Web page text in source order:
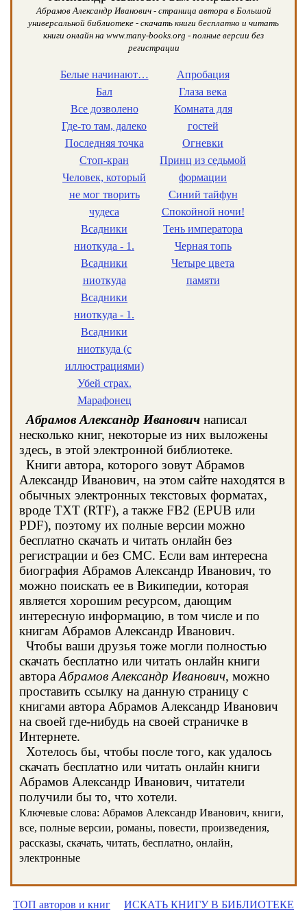
Абрамов Александр Иванович - страница автора в Большой
универсальной библиотеке - скачать книги бесплатно и читать
книги онлайн на www.many-books.org - полные версии без
регистрации
Белые начинают…
Бал
Все дозволено
Где-то там, далеко
Последняя точка
Стоп-кран
Человек, который
не мог творить
чудеса
Всадники
ниоткуда - 1.
Всадники
ниоткуда
Всадники
ниоткуда - 1.
Всадники
ниоткуда (с
иллюстрациями)
Убей страх.
Марафонец
Апробация
Глаза века
Комната для
гостей
Огневки
Принц из седьмой
формации
Синий тайфун
Спокойной ночи!
Тень императора
Черная топь
Четыре цвета
памяти
Абрамов Александр Иванович написал
несколько книг, некоторые из них выложены
здесь, в этой электронной библиотеке.
Книги автора, которого зовут Абрамов
Александр Иванович, на этом сайте находятся в
обычных электронных текстовых форматах,
вроде TXT (RTF), а также FB2 (EPUB или
PDF), поэтому их полные версии можно
бесплатно скачать и читать онлайн без
регистрации и без СМС. Если вам интересна
биография Абрамов Александр Иванович, то
можно поискать ее в Википедии, которая
является хорошим ресурсом, дающим
интересную информацию, в том числе и по
книгам Абрамов Александр Иванович.
Чтобы ваши друзья тоже могли полностью
скачать бесплатно или читать онлайн книги
автора Абрамов Александр Иванович, можно
проставить ссылку на данную страницу с
книгами автора Абрамов Александр Иванович
на своей где-нибудь на своей страничке в
Интернете.
Хотелось бы, чтобы после того, как удалось
скачать бесплатно или читать онлайн книги
Абрамов Александр Иванович, читатели
получили бы то, что хотели.
Ключевые слова: Абрамов Александр Иванович, книги,
все, полные версии, романы, повести, произведения,
рассказы, скачать, читать, бесплатно, онлайн,
электронные
ТОП авторов и книг ИСКАТЬ КНИГУ В БИБЛИОТЕКЕ